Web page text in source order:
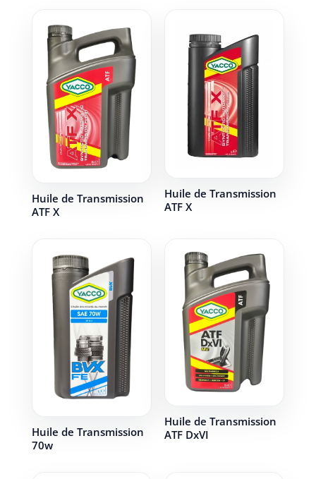
Huile de Transmission
ATF X
Huile de Transmission
ATF X
Huile de Transmission
70w
Huile de Transmission
ATF DxVI